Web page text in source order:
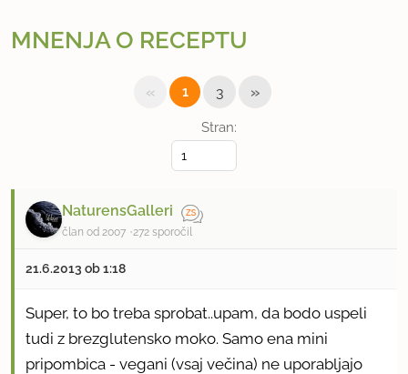
MNENJA O RECEPTU
Stran:
« 1 3 »
NaturensGalleri
član od 2007 272 sporočil
21.6.2013 ob 1:18
Super, to bo treba sprobat..upam, da bodo uspeli
tudi z brezglutensko moko. Samo ena mini
pripombica - vegani (vsaj večina) ne uporabljajo